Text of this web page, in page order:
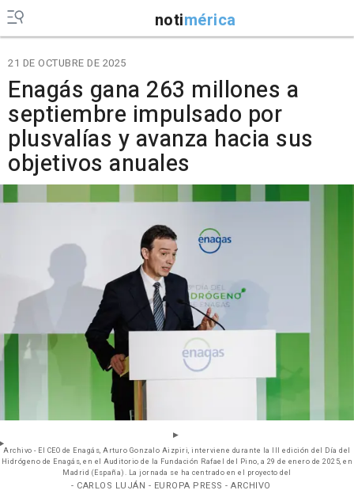
notimérica
21 DE OCTUBRE DE 2025
Enagás gana 263 millones a
septiembre impulsado por
plusvalías y avanza hacia sus
objetivos anuales
Archivo - El CEO de Enagás, Arturo Gonzalo Aizpiri, interviene durante la III edición del Día del
Hidrógeno de Enagás, en el Auditorio de la Fundación Rafael del Pino, a 29 de enero de 2025, en
Madrid (España). La jornada se ha centrado en el proyecto del
- CARLOS LUJÁN - EUROPA PRESS - ARCHIVO